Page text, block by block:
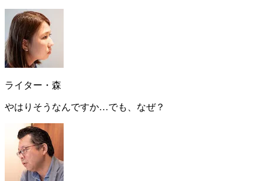
ライター・森
やはりそうなんですか…でも、なぜ？